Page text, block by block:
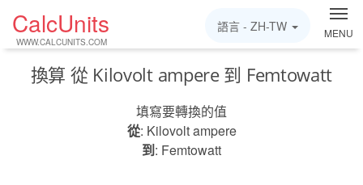
CalcUnits
WWW.CALCUNITS.COM
MENU
語言 - ZH-TW
換算 從 Kilovolt ampere 到 Femtowatt
填寫要轉換的值
從: Kilovolt ampere
到: Femtowatt